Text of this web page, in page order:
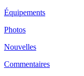
Équipements
Photos
Nouvelles
Commentaires